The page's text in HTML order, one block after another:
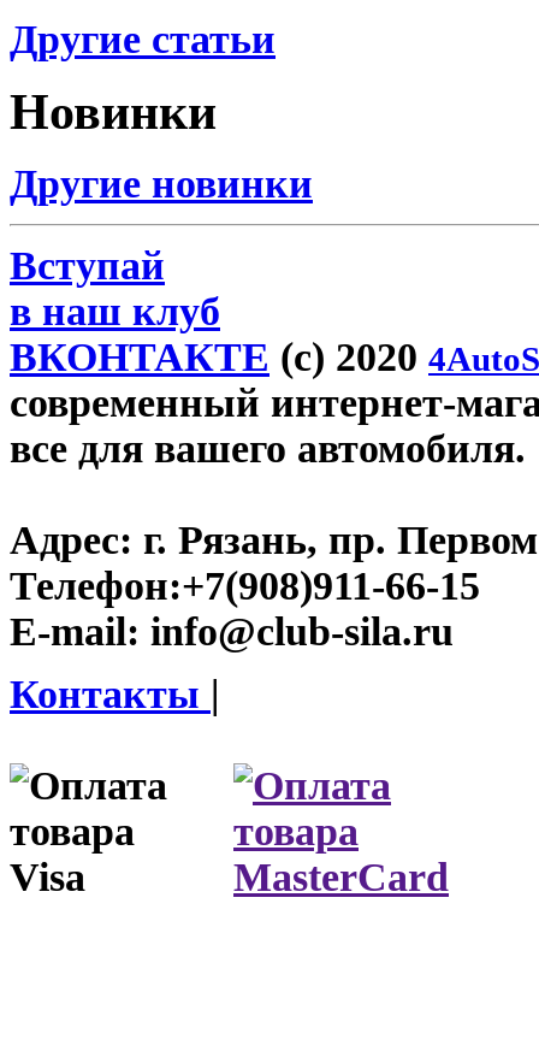
Другие статьи
Новинки
Другие новинки
Вступай
в наш клуб
ВКОНТАКТЕ (c) 2020
современный интернет-
все для вашего автомобиля.
Адрес: г. Рязань, пр.
Телефон:+7(908)911-66-15
E-mail: info@club-sila.ru
Контакты |